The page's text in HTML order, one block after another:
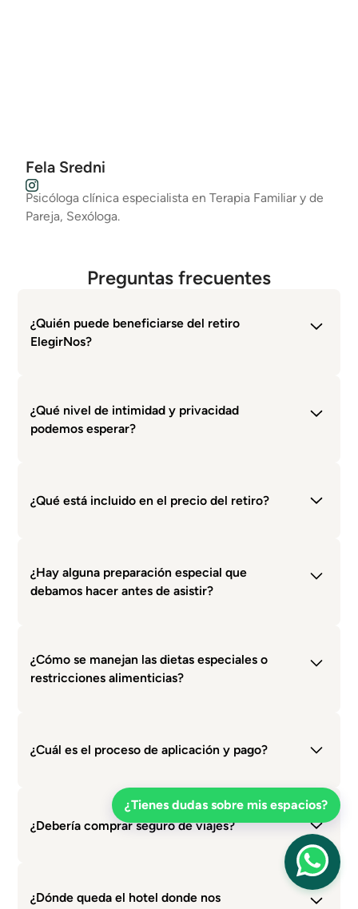
Fela Sredni
Psicóloga clínica especialista en Terapia Familiar y de
Pareja, Sexóloga.
Preguntas frecuentes
¿Quién puede beneficiarse del retiro
ElegirNos?
años que desean enriquecer su relación y fortalecer
su conexión emocional y espiritual.
¿Qué nivel de intimidad y privacidad
podemos esperar?
para todas las parejas, con espacios privados y
¿Qué está incluido en el precio del retiro?
al aeropuerto, todas las comidas y meriendas,
actividades grupales y sesiones con los facilitadores.
¿Hay alguna preparación especial que
debamos hacer antes de asistir?
mente y el corazón abierto, listos para la
autoexploración y el crecimiento mutuo.
¿Cómo se manejan las dietas especiales o
restricciones alimenticias?
acomodadas con previo aviso.
¿Cuál es el proceso de aplicación y pago?
El proceso comienza con un formulario de
aplicación. Una vez aceptada su solicitud, recibirán
una invitación para su entrevista y posteriormente
se proporcionarán detalles para el pago y la reserva
¿Debería comprar seguro de viajes?
ElegirNOS es una inversión en su bienestar, y al
mismo tiempo es una inversión financiera. Nadie
¿Dónde queda el hotel donde nos
¿Tienes dudas sobre mis espacios?